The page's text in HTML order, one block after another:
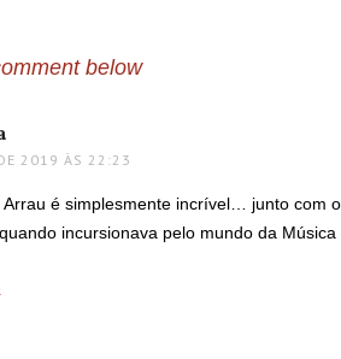
below
2019 ÀS 22:23
Arrau é simplesmente incrível… junto com
incursionava pelo mundo da Música